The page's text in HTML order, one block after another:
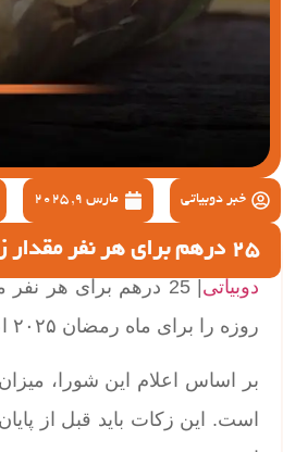
خبر دوبیاتی مارس 9, 2025
25 درهم برای هر نفر مقدار زکات فطر امسال در امارات
دوبیاتی
| 25 درهم برای هر
روزه را برای ماه رمضان ۲۰۲۵ اعلام کرد.
است. این زکات باید قبل از